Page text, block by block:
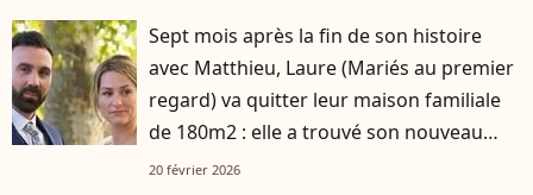
Sept mois après la fin de son histoire
avec Matthieu, Laure (Mariés au premier
regard) va quitter leur maison familiale
de 180m2 : elle a trouvé son nouveau
logement
20 février 2026